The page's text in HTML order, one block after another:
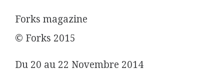
Forks magazine
© Forks 2015
Du 20 au 22 Novembre 2014